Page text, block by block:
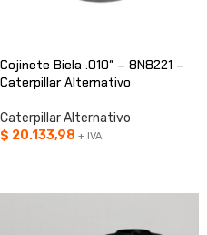
Cojinete Biela .010″ – 8N8221 –
Caterpillar Alternativo
Caterpillar Alternativo
$ 20.133,98 + IVA